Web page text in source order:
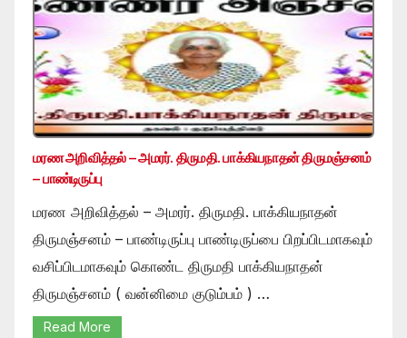
மரண அறிவித்தல் – அமரர். திருமதி. பாக்கியநாதன் திருமஞ்சனம்
– பாண்டிருப்பு
மரண அறிவித்தல் – அமரர். திருமதி. பாக்கியநாதன்
திருமஞ்சனம் – பாண்டிருப்பு பாண்டிருப்பை பிறப்பிடமாகவும்
வசிப்பிடமாகவும் கொண்ட திருமதி பாக்கியநாதன்
திருமஞ்சனம் ( வன்னிமை குடும்பம் ) …
Read More